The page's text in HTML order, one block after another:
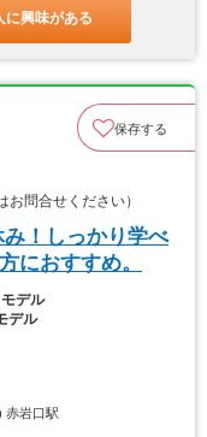
に興味がある
保存する
問合せください）
み！しっかり学べ
におすすめ。
デル
デル
赤岩口駅